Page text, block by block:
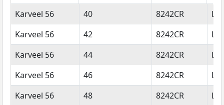
Straatnaam
Huisnummer Postcode
Karveel 56 40 8242CR
Karveel 56
42 8242CR
Karveel 56
44 8242CR
Karveel 56
46 8242CR
Karveel 56
48 8242CR